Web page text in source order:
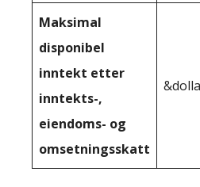
Maksimal
disponibel
inntekt etter
inntekts-,
eiendoms- og
omsetningsskatt